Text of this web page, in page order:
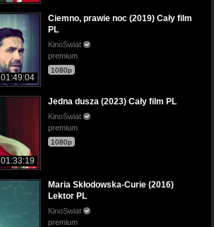
01:49:04
Ciemno, prawie noc (2019) Cały film
PL
KinoSwiat
premium
1080p
01:33:19
Jedna dusza (2023) Cały film PL
KinoSwiat
premium
1080p
Maria Skłodowska-Curie (2016)
Lektor PL
KinoSwiat
premium